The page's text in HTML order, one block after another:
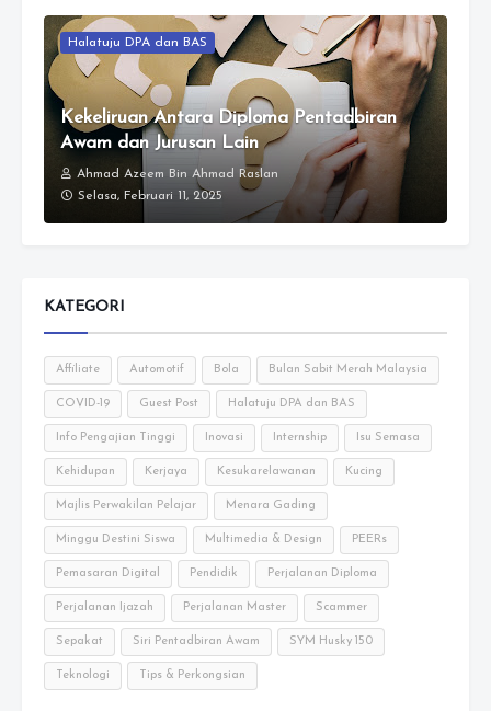
Halatuju DPA dan BAS
Kekeliruan Antara Diploma Pentadbiran
Awam dan Jurusan Lain
Ahmad Azeem Bin Ahmad Raslan
Selasa, Februari 11, 2025
KATEGORI
Affiliate Automotif Bola Bulan Sabit Merah Malaysia
COVID-19 Guest Post Halatuju DPA dan BAS
Info Pengajian Tinggi Inovasi Internship Isu Semasa
Kehidupan Kerjaya Kesukarelawanan Kucing
Majlis Perwakilan Pelajar Menara Gading
Minggu Destini Siswa Multimedia & Design PEERs
Pemasaran Digital Pendidik Perjalanan Diploma
Perjalanan Ijazah Perjalanan Master Scammer
Sepakat Siri Pentadbiran Awam SYM Husky 150
Teknologi Tips & Perkongsian